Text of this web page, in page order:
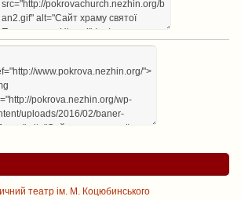
театр ім. М. Коцюбинського